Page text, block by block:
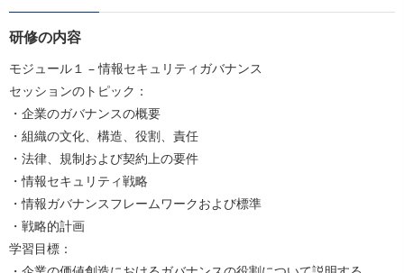
研修の内容
モジュール１ – 情報セキュリティガバナンス
セッションのトピック：
・企業のガバナンスの概要
・組織の文化、構造、役割、責任
・法律、規制および契約上の要件
・情報セキュリティ戦略
・情報ガバナンスフレームワークおよび標準
・戦略的計画
学習目標：